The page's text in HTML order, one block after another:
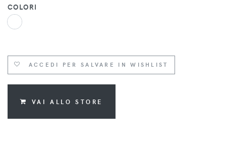
COLORI
ACCEDI PER SALVARE IN WISHLIST
VAI ALLO STORE